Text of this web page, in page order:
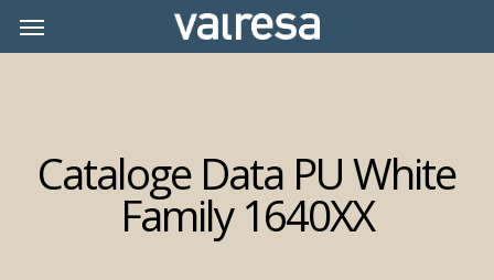
Menu
Cataloge Data PU White
Family 1640XX